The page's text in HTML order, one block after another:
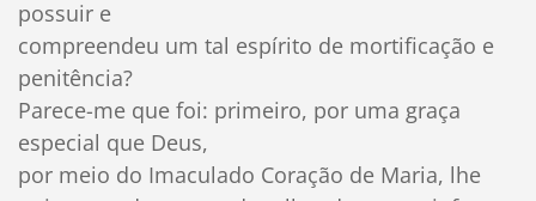
possuir e
compreendeu um tal espírito de mortificação e
penitência?
Parece-me que foi: primeiro, por uma graça
especial que Deus,
por meio do Imaculado Coração de Maria, lhe